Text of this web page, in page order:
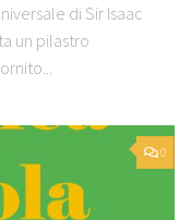
di Sir Isaac
un pilastro
0